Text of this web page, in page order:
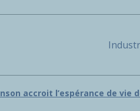
accroit l’espérance de